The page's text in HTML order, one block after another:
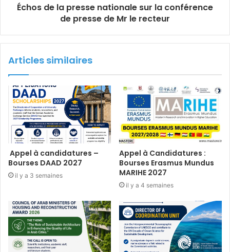
Échos de la presse nationale sur la conférence
de presse de Mr le recteur
Articles similaires
Appel à candidatures –
Bourses DAAD 2027
il y a 3 semaines
Appel à Candidatures :
Bourses Erasmus Mundus
MARIHE 2027
il y a 4 semaines